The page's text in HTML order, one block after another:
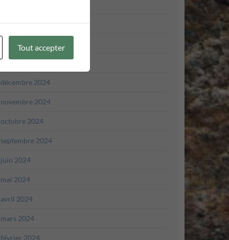
mars 2025
février 2025
décembre 2024
novembre 2024
octobre 2024
septembre 2024
juin 2024
mai 2024
avril 2024
mars 2024
février 2024
Tout accepter